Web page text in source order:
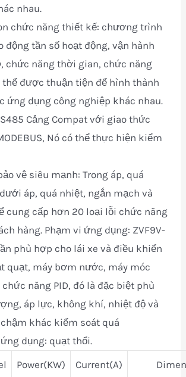
nhau.
chức năng thiết kế: chương trình
động tần số hoạt động, vận hành
chức năng thời gian, chức năng
thể được thuận tiện để hình thành
ứng dụng công nghiệp khác nhau.
Cảng Compat với giao thức
Nó có thể thực hiện kiểm
vệ siêu mạnh: Trong áp, quá
áp, quá nhiệt, ngắn mạch và
cung cấp hơn 20 loại lỗi chức năng
hàng. Phạm vi ứng dụng: ZVF9V-
phù hợp cho lái xe và điều khiển
quạt, máy bơm nước, máy móc
năng PID, đó là đặc biệt phù
áp lực, không khí, nhiệt độ và
khác kiểm soát quá
dụng: quạt thổi.
Power(KW) Current(A)